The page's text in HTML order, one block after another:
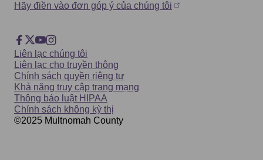
Hãy điền vào đơn góp ý của chúng tôi
Footer
Liên lạc chúng tôi
Liên lạc cho truyền thông
Chính sách quyền riêng tư
Khả năng truy cập trang mạng
Thông báo luật HIPAA
Chính sách không kỳ thị
Footer
Social
Facebook
X YouTube
Instagram
©2025 Multnomah County